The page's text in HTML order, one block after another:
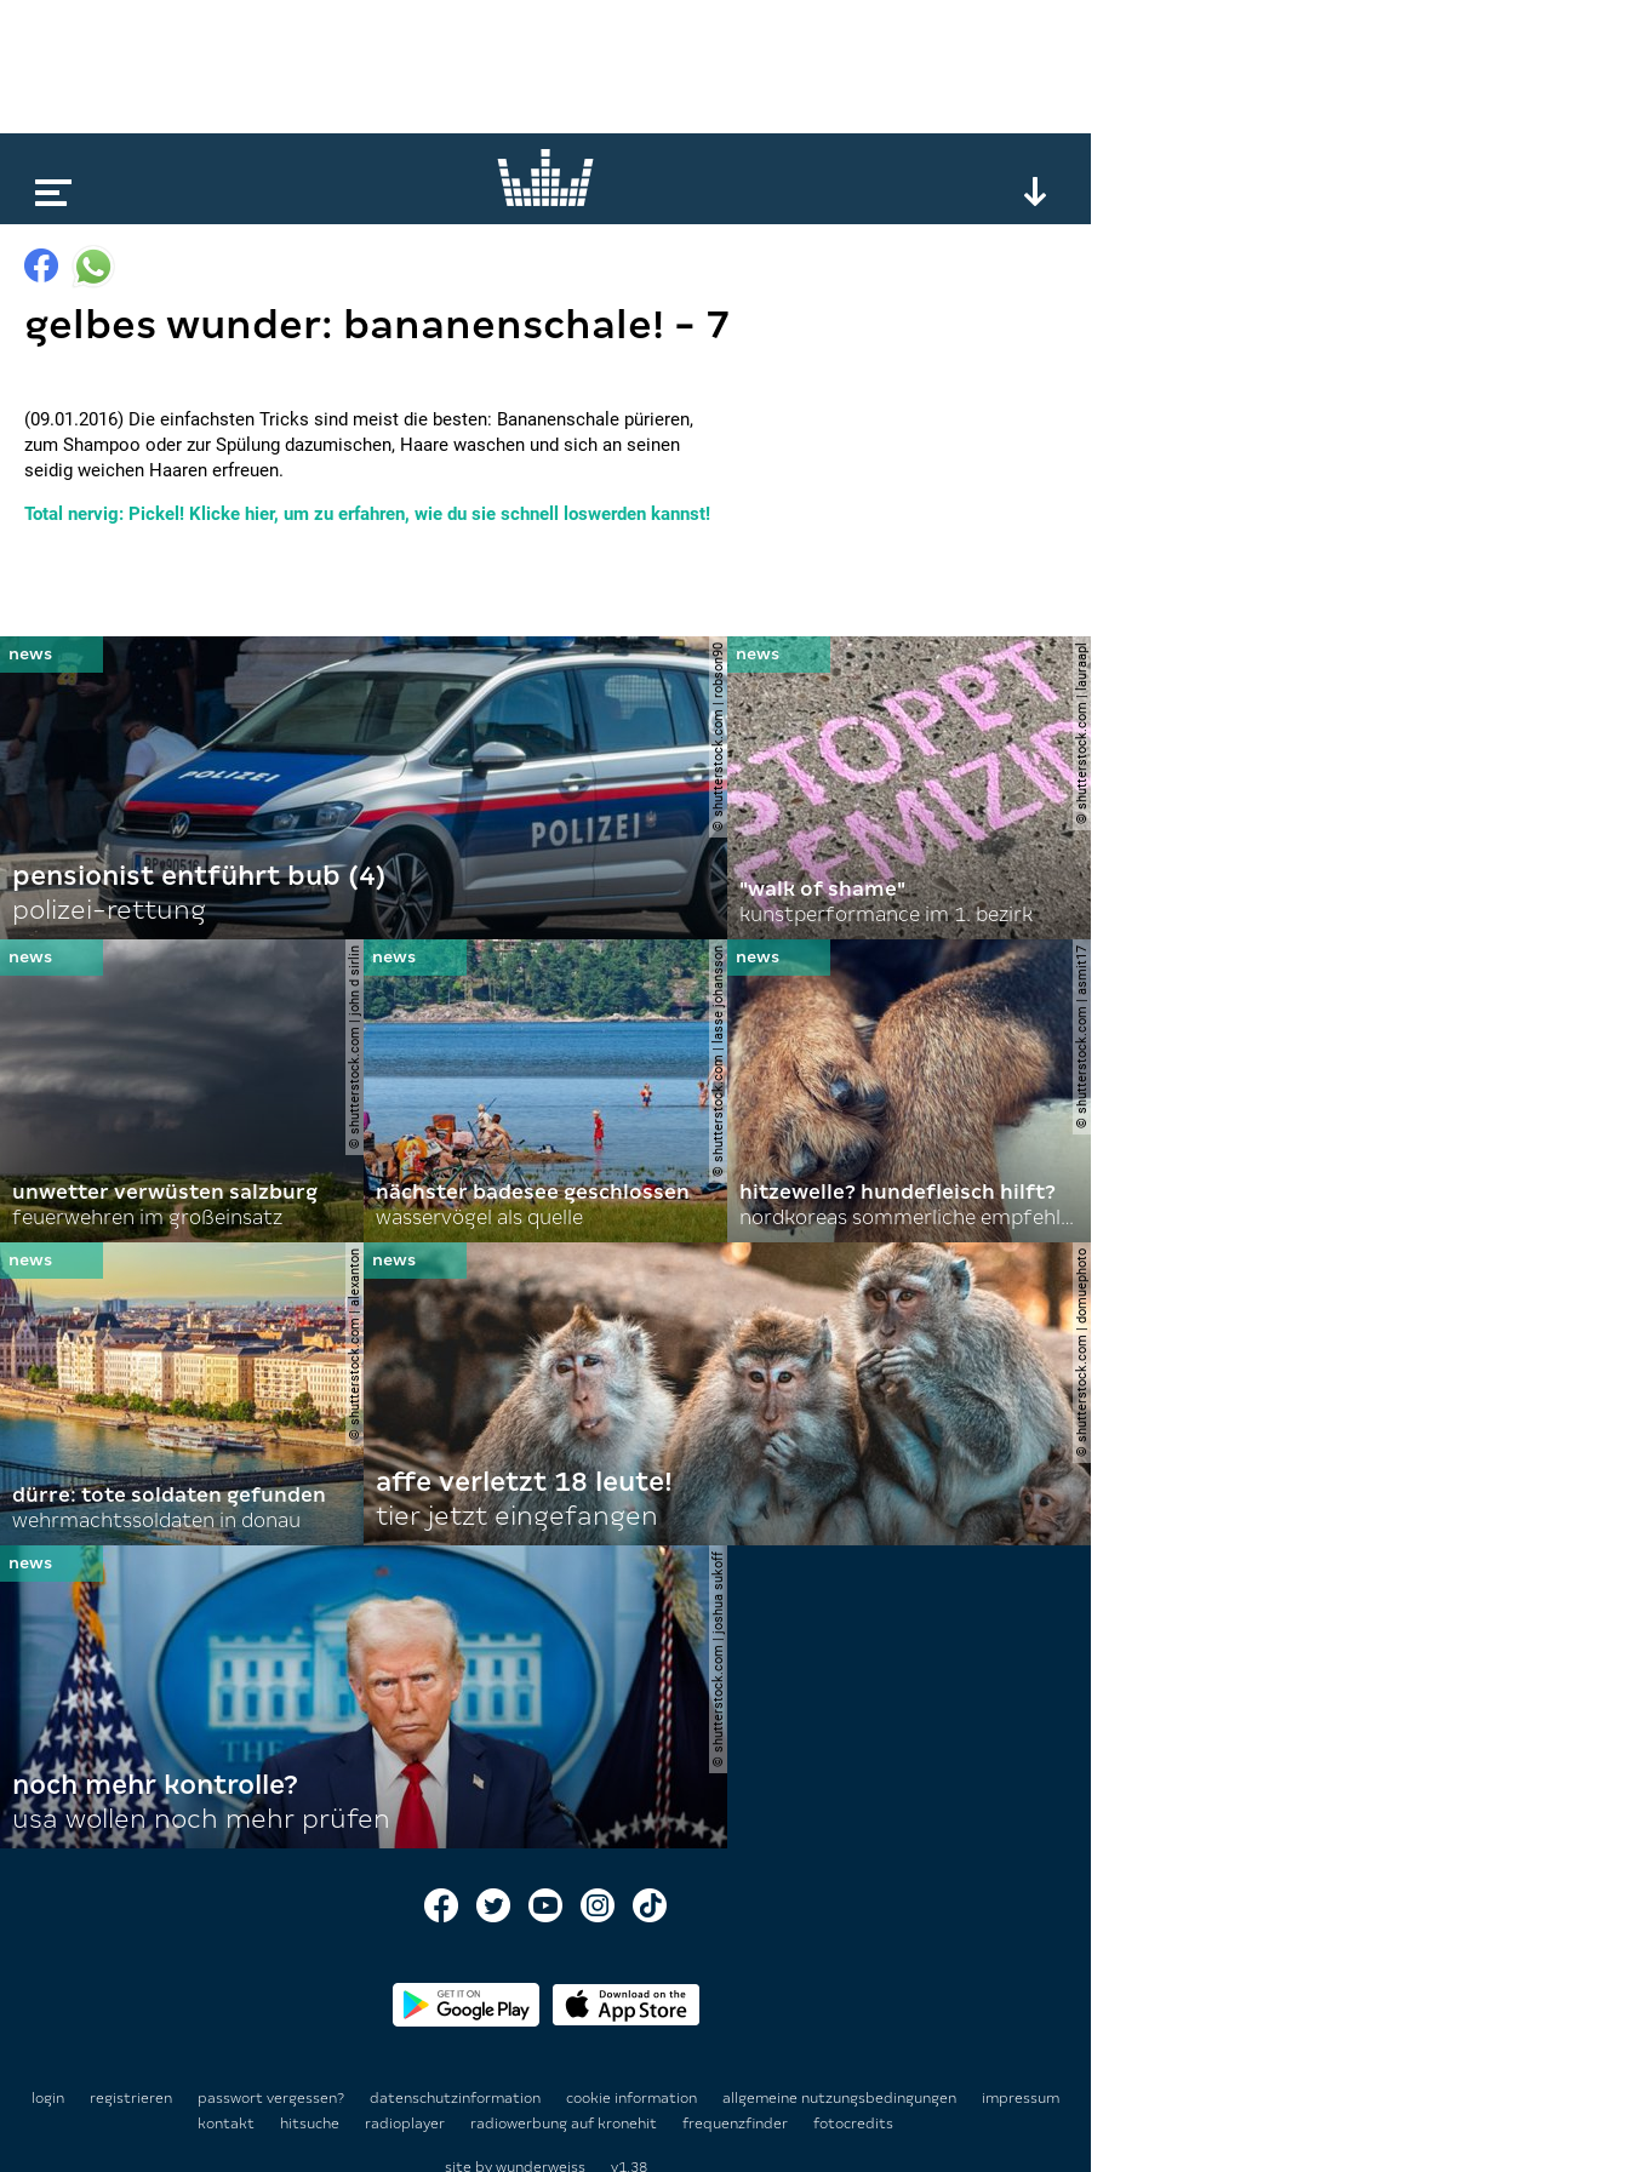
gelbes wunder: bananenschale! - 7
(09.01.2016) Die einfachsten Tricks sind meist die besten: Bananenschale pürieren,
zum Shampoo oder zur Spülung dazumischen, Haare waschen und sich an seinen
seidig weichen Haaren erfreuen.
Total nervig: Pickel! Klicke hier, um zu erfahren, wie du sie schnell loswerden kannst!
© shutterstock.com | robson90
pensionist entführt bub (4)
polizei-rettung
© shutterstock.com | lauraapl
"walk of shame"
kunstperformance im 1. bezirk
© shutterstock.com | john d sirlin
unwetter verwüsten salzburg
feuerwehren im großeinsatz
© shutterstock.com | lasse johansson
nächster badesee geschlossen
wasservögel als quelle
© shutterstock.com | asmit17
hitzewelle? hundefleisch hilft?
nordkoreas sommerliche empfehlungen
© shutterstock.com | alexanton
dürre: tote soldaten gefunden
wehrmachtssoldaten in donau
© shutterstock.com | domuephoto
affe verletzt 18 leute!
tier jetzt eingefangen
© shutterstock.com | joshua sukoff
noch mehr kontrolle?
usa wollen noch mehr prüfen
login registrieren passwort vergessen? datenschutzinformation cookie information allgemeine nutzungsbedingungen
impressum
kontakt
hitsuche radioplayer radiowerbung auf kronehit frequenzfinder fotocredits
site by wunderweiss v1.38